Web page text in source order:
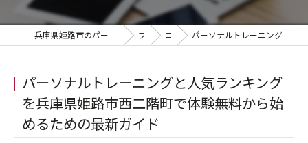
兵庫県姫路市のパーソナルジムならリラクゼーションandパーソナルトレーニングLasyl ブログ コラム パーソナルトレーニングと人気ランキングを兵庫県姫路市西二階町で体験無料から始めるための最新ガイド
パーソナルトレーニングと人気ランキング
を兵庫県姫路市西二階町で体験無料から始
めるための最新ガイド